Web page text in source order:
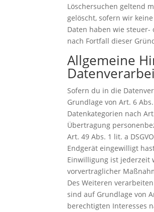
Löschersuchen geltend
gelöscht, sofern wir
Daten haben wie
nach Fortfall dieser
Allgemeine
Sofern du in die
Grundlage von Art. 6
Datenkategorien nach
Übertragung
Art. 49 Abs. 1 lit. a
Endgerät eingewilligt
Einwilligung ist jederzeit
vorvertraglicher
Des Weiteren
sind auf Grundlage von
berechtigten Interesses